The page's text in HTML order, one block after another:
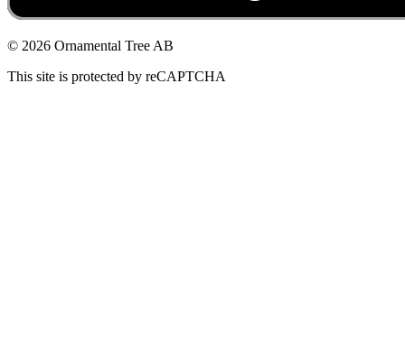
© 2026 Ornamental Tree AB
This site is protected by reCAPTCHA